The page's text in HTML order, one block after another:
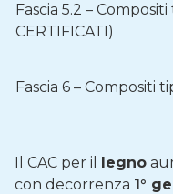
Fascia 5.2 –
CERTIFICATI)
Fascia 6 – Compositi
Il CAC per il legno
con decorrenza 1°